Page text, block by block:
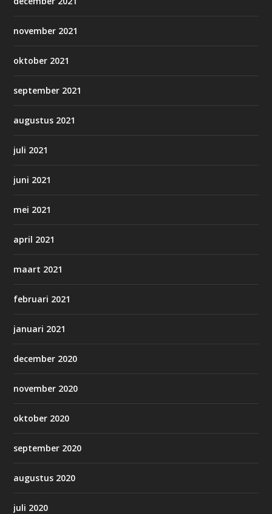
november 2021
oktober 2021
september 2021
augustus 2021
juli 2021
juni 2021
mei 2021
april 2021
maart 2021
februari 2021
januari 2021
december 2020
november 2020
oktober 2020
september 2020
augustus 2020
juli 2020